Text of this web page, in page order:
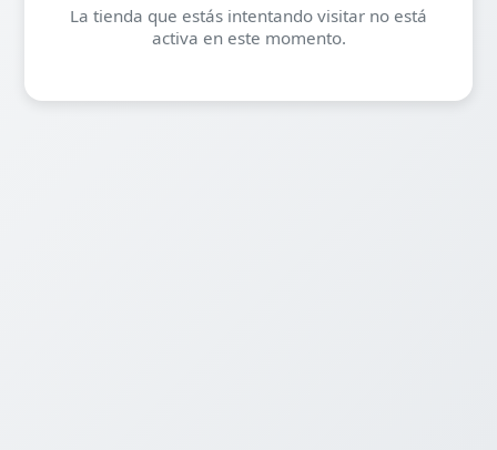
La tienda que estás intentando visitar no está
activa en este momento.